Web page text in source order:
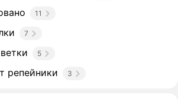
11
7
5
репейники 3